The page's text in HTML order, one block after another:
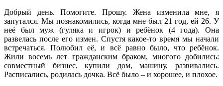
Добрый день. Помогите. Прошу. Жена изменила мне, я
запутался. Мы познакомились, когда мне был 21 год, ей 26. У
неё был муж (гуляка и игрок) и ребёнок (4 года). Она
развелась после его измен. Спустя какое-то время мы начали
встречаться. Полюбил её, и всё равно было, что ребёнок.
Жили восемь лет гражданским браком, многого добились:
совместный бизнес, купили дом, машину, развивались.
Расписались, родилась дочка. Всё было – и хорошее, и плохое.